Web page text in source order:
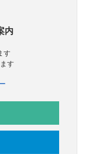
内
す
す